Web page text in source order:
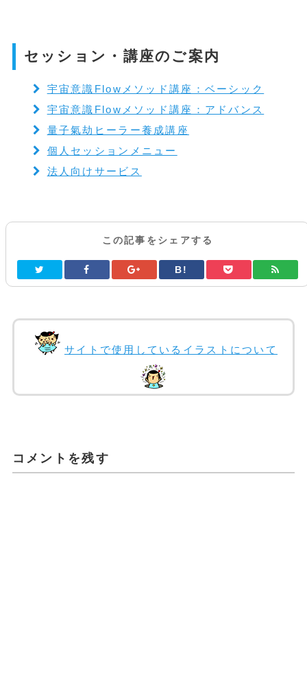
セッション・講座のご案内
宇宙意識Flowメソッド講座：ベーシック
宇宙意識Flowメソッド講座：アドバンス
量子氣劫ヒーラー養成講座
個人セッションメニュー
法人向けサービス
この記事をシェアする
B!
サイトで使用しているイラストについて
コメントを残す